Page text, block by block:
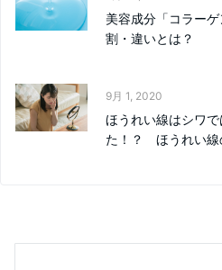
美容成分「コラー
割・違いとは？
9月 1, 2020
ほうれい線はシワ
た！？ ほうれい線